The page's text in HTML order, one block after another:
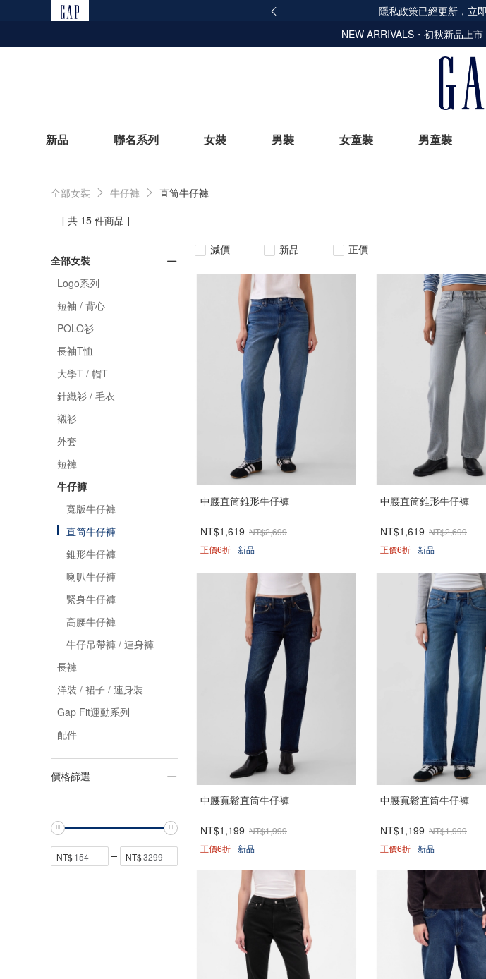
165反詐騙安全宣導 隱私政策已經更新，立
NEW ARRIVALS・初秋新品上市
新品 聯名系列 女裝 男裝 女童裝 男童裝
全部女裝 牛仔褲
直筒牛仔褲
[ 共 15 件商品 ]
全部女裝
Logo系列
短袖 / 背心
POLO衫
長袖T恤
大學T / 帽T
針織衫 / 毛衣
襯衫
外套
短褲
牛仔褲
寬版牛仔褲
直筒牛仔褲
錐形牛仔褲
喇叭牛仔褲
緊身牛仔褲
高腰牛仔褲
牛仔吊帶褲 / 連身褲
長褲
洋裝 / 裙子 / 連身裝
Gap Fit運動系列
配件
價格篩選
減價 新品 正價
中腰直筒錐形牛仔褲
NT$1,619 NT$2,699
正價6折 新品
中腰直筒錐形牛仔褲
NT$1,619 NT$2,699
正價6折 新品
中腰寬鬆直筒牛仔褲
NT$1,199 NT$1,999
正價6折 新品
中腰寬鬆直筒牛仔褲
NT$1,199 NT$1,999
正價6折 新品